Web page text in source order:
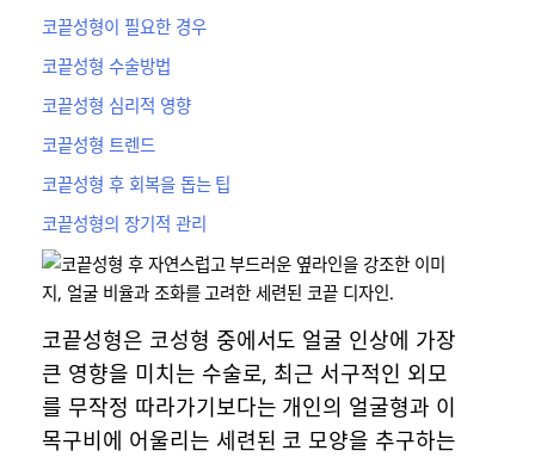
코끝성형이 필요한 경우
코끝성형 수술방법
​코끝성형 심리적 영향
코끝성형 트렌드
​코끝성형 후 회복을 돕는 팁
코끝성형의 장기적 관리
코끝성형은 코성형 중에서도 얼굴 인상에 가장
큰 영향을 미치는 수술로, 최근 서구적인 외모
를 무작정 따라가기보다는 개인의 얼굴형과 이
목구비에 어울리는 세련된 코 모양을 추구하는